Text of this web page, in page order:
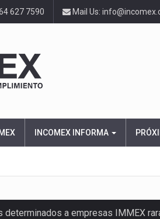
627 7590 Mail Us:
INCOMEX INFORMA
a empresas IMMEX